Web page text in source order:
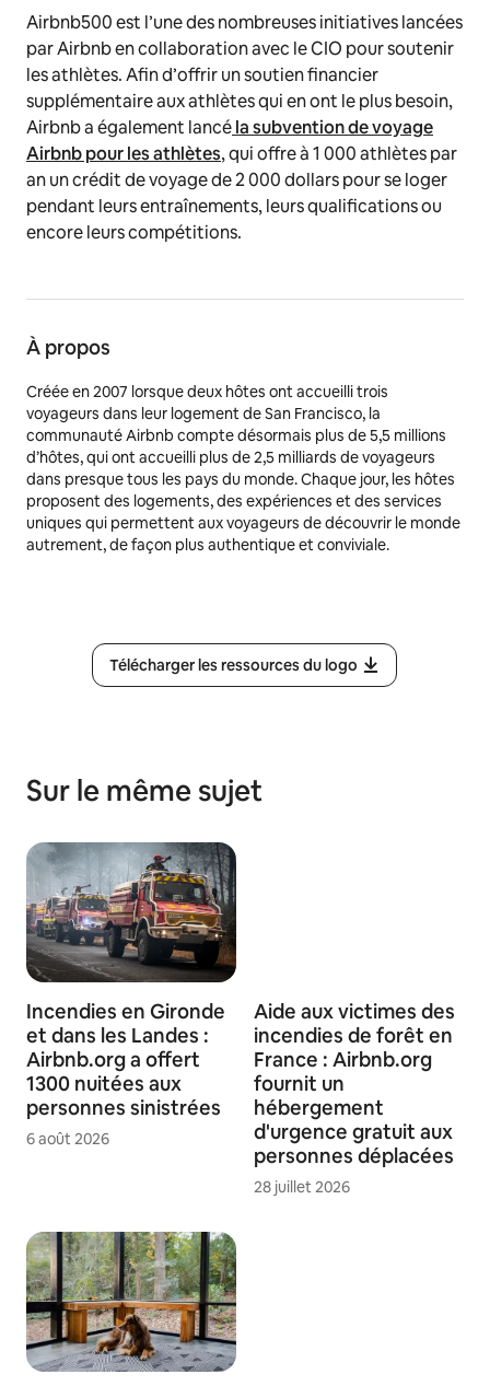
Airbnb500 est l’une des nombreuses initiatives lancées
par Airbnb en collaboration avec le CIO pour soutenir
les athlètes. Afin d’offrir un soutien financier
supplémentaire aux athlètes qui en ont le plus besoin,
Airbnb a également lancéla subvention de voyage
Airbnb pour les athlètes, qui offre à 1 000 athlètes par
an un crédit de voyage de 2 000 dollars pour se loger
pendant leurs entraînements, leurs qualifications ou
encore leurs compétitions.
À propos
Créée en 2007 lorsque deux hôtes ont accueilli trois
voyageurs dans leur logement de San Francisco, la
communauté Airbnb compte désormais plus de 5,5 millions
d’hôtes, qui ont accueilli plus de 2,5 milliards de voyageurs
dans presque tous les pays du monde. Chaque jour, les hôtes
proposent des logements, des expériences et des services
uniques qui permettent aux voyageurs de découvrir le monde
autrement, de façon plus authentique et conviviale.
Télécharger les ressources du logo
Sur le même sujet
Incendies en Gironde
et dans les Landes :
Airbnb.org a offert
1300 nuitées aux
personnes sinistrées
6 août 2026
Aide aux victimes des
incendies de forêt en
France : Airbnb.org
fournit un
hébergement
d'urgence gratuit aux
personnes déplacées
28 juillet 2026